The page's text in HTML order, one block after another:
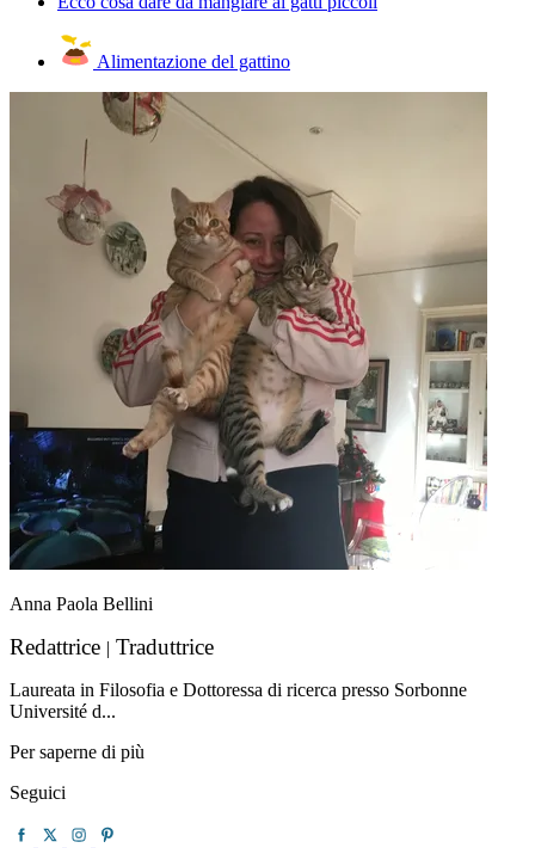
Alimentazione del gattino
Anna Paola Bellini
Redattrice | Traduttrice
Laureata in Filosofia e Dottoressa di ricerca presso Sorbonne
Université d...
Per saperne di più
Seguici